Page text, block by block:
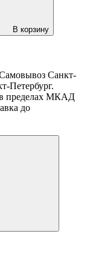
В корзину
Санкт-
Петербург.
пределах МКАД
до